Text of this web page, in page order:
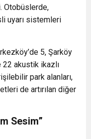
Otobüslerde,
uyarı sistemleri
5, Şarköy
22 akustik ikazlı
park alanları,
de artırılan diğer
Sesim”